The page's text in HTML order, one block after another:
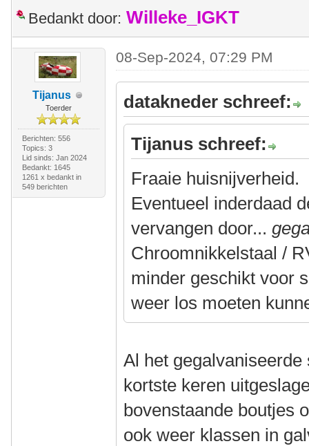
Bedankt door: Willeke_IGKT
Tijanus
Toerder
Berichten: 556
Topics: 3
Lid sinds: Jan 2024
Bedankt: 1645
1261 x bedankt in
549 berichten
08-Sep-2024, 07:29 PM
datakneder schreef:
Tijanus schreef:
Fraaie huisnijverheid.
Eventueel inderdaad
vervangen door...
Chroomnikkelstaal /
minder geschikt voor
weer los moeten
Al het
kortste keren
bovenstaande boutjes
ook weer klassen in